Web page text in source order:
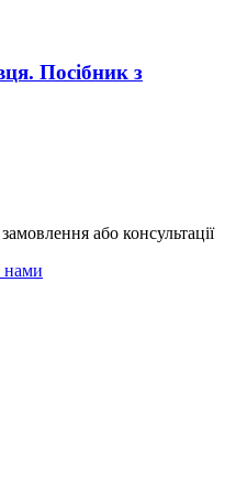
Посібник з
або консультації
нами